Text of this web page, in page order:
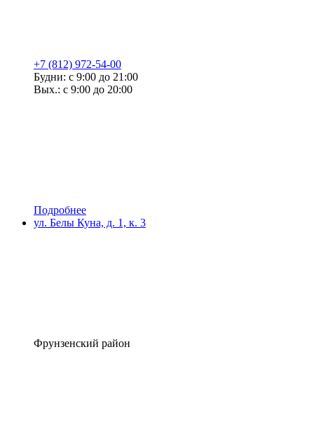
+7 (812) 972-54-00
Будни: с 9:00 до 21:00
Вых.: с 9:00 до 20:00
Подробнее
ул. Белы Куна, д. 1, к. 3
Фрунзенский район